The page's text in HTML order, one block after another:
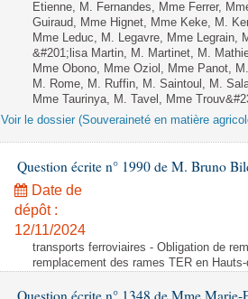
Etienne, M. Fernandes, Mme Ferrer,
Guiraud, Mme Hignet, Mme Keke, M.
Mme Leduc, M. Legavre, Mme Legrain,
&#201;lisa Martin, M. Martinet, M.
Mme Obono, Mme Oziol, Mme Panot,
M. Rome, M. Ruffin, M. Saintoul, M.
Mme Taurinya, M. Tavel, Mme
Voir le dossier (Souveraineté en matière
Question écrite n° 1990 de M. Bruno
Date de
dépôt :
12/11/2024
transports ferroviaires - Obligation de
remplacement des rames TER en
Question écrite n° 1348 de Mme